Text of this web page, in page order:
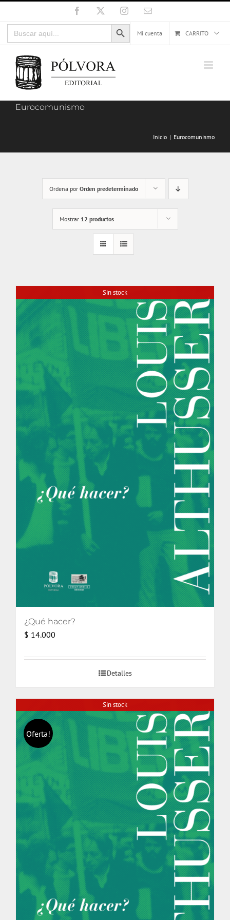
al
contenido
Facebook InstagramCorreo
Buscar:
Botón de búsqueda
Mi cuenta
CARRITO
Eurocomunismo
Inicio Eurocomunismo
Ordena por Orden predeterminado
Mostrar 12 productos
Sin stock
¿Qué hacer?
$ 14.000
Detalles
Sin stock
Oferta!